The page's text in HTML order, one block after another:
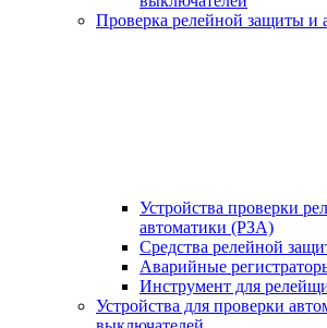
Проверка релейной защиты и
Устройства проверки
автоматики (РЗА)
Средства релейной
Аварийные
Инструмент для
Устройства для проверки